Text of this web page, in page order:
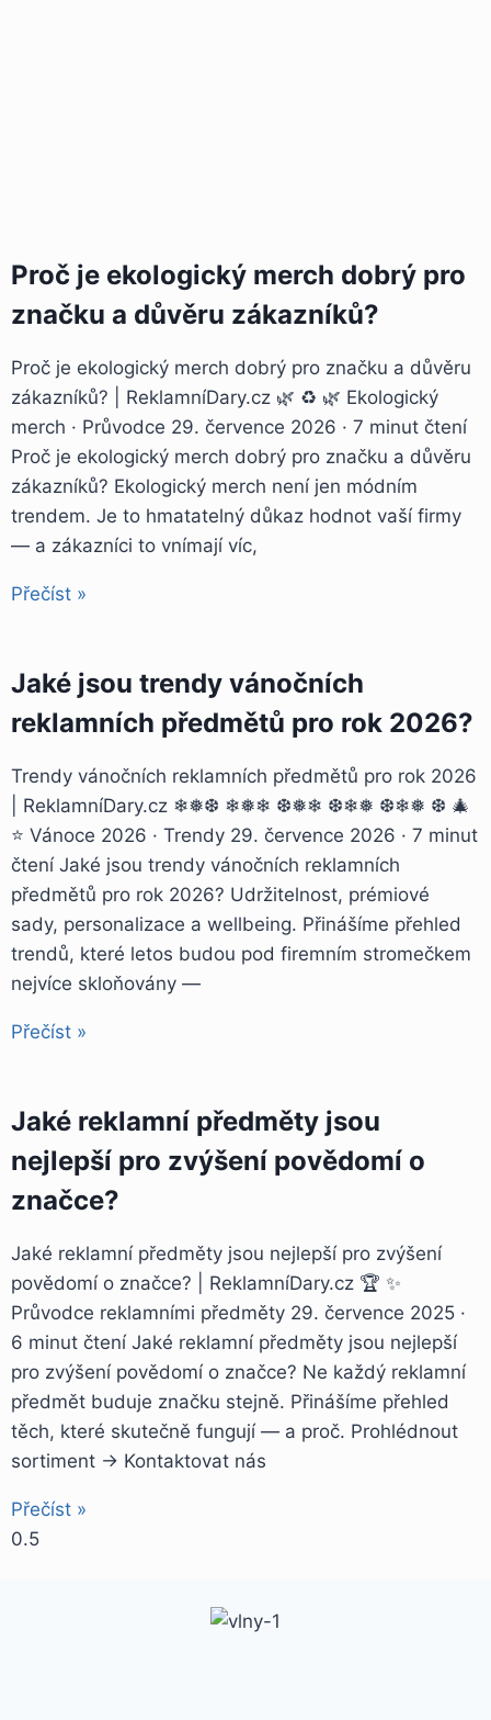
Proč je ekologický merch dobrý pro
značku a důvěru zákazníků?
Proč je ekologický merch dobrý pro značku a důvěru
zákazníků? | ReklamníDary.cz 🌿 ♻️ 🌿 Ekologický
merch · Průvodce 29. července 2026 · 7 minut čtení
Proč je ekologický merch dobrý pro značku a důvěru
zákazníků? Ekologický merch není jen módním
trendem. Je to hmatatelný důkaz hodnot vaší firmy
— a zákazníci to vnímají víc,
Přečíst »
Jaké jsou trendy vánočních
reklamních předmětů pro rok 2026?
Trendy vánočních reklamních předmětů pro rok 2026
| ReklamníDary.cz ❄❅❆ ❄❅❄ ❆❅❄ ❆❄❅ ❆❄❅ ❆ 🎄
⭐ Vánoce 2026 · Trendy 29. července 2026 · 7 minut
čtení Jaké jsou trendy vánočních reklamních
předmětů pro rok 2026? Udržitelnost, prémiové
sady, personalizace a wellbeing. Přinášíme přehled
trendů, které letos budou pod firemním stromečkem
nejvíce skloňovány —
Přečíst »
Jaké reklamní předměty jsou
nejlepší pro zvýšení povědomí o
značce?
Jaké reklamní předměty jsou nejlepší pro zvýšení
povědomí o značce? | ReklamníDary.cz 🏆 ✨
Průvodce reklamními předměty 29. července 2025 ·
6 minut čtení Jaké reklamní předměty jsou nejlepší
pro zvýšení povědomí o značce? Ne každý reklamní
předmět buduje značku stejně. Přinášíme přehled
těch, které skutečně fungují — a proč. Prohlédnout
sortiment → Kontaktovat nás
Přečíst »